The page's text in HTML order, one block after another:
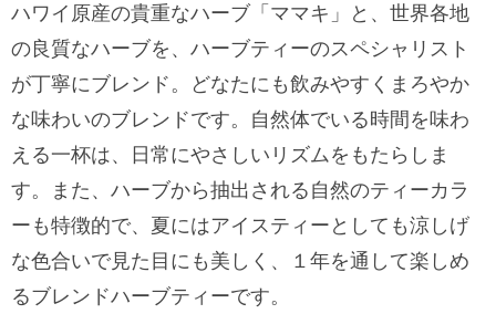
ハワイ原産の貴重なハーブ「ママキ」と、世界各地
の良質なハーブを、ハーブティーのスペシャリスト
が丁寧にブレンド。どなたにも飲みやすくまろやか
な味わいのブレンドです。自然体でいる時間を味わ
える一杯は、日常にやさしいリズムをもたらしま
す。また、ハーブから抽出される自然のティーカラ
ーも特徴的で、夏にはアイスティーとしても涼しげ
な色合いで見た目にも美しく、１年を通して楽しめ
るブレンドハーブティーです。